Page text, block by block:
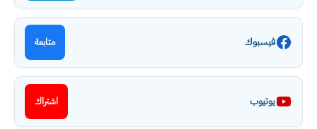
فيسبوك متابعة
يوتيوب اشتراك